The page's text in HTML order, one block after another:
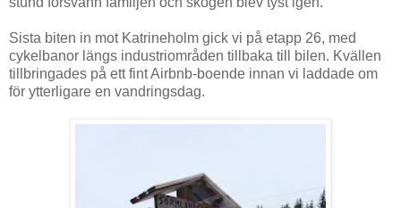
Sista biten in mot Katrineholm gick vi på etapp 26, med
cykelbanor längs industriområden tillbaka till bilen. Kvällen
tillbringades på ett fint Airbnb-boende innan vi laddade om
för ytterligare en vandringsdag.